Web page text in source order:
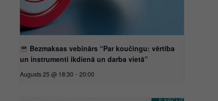
Bezmaksas vebinārs “Par koučingu: vērtība
un instrumenti ikdienā un darba vietā”
Augusts 25 @ 18:30 - 20:00